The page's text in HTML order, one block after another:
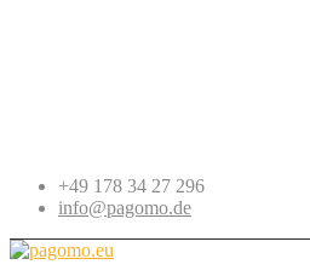
+49 178 34 27 296
info@pagomo.de